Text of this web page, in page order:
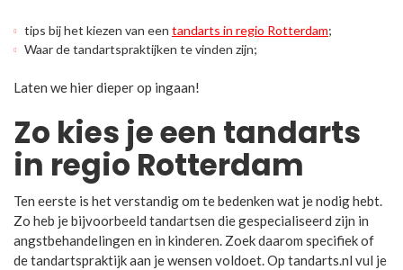
tips bij het kiezen van een tandarts in regio Rotterdam;
Waar de tandartspraktijken te vinden zijn;
Laten we hier dieper op ingaan!
Zo kies je een tandarts
in regio Rotterdam
Ten eerste is het verstandig om te bedenken wat je nodig hebt.
Zo heb je bijvoorbeeld tandartsen die gespecialiseerd zijn in
angstbehandelingen en in kinderen. Zoek daarom specifiek of
de tandartspraktijk aan je wensen voldoet. Op tandarts.nl vul je